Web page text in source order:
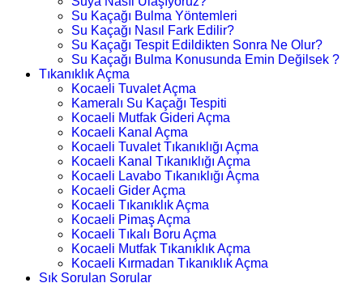
Su Kaçağı Bulma Yöntemleri
Su Kaçağı Nasıl Fark Edilir?
Su Kaçağı Tespit Edildikten Sonra Ne Olur?
Su Kaçağı Bulma Konusunda Emin Değilsek ?
Tıkanıklık Açma
Kocaeli Tuvalet Açma
Kameralı Su Kaçağı Tespiti
Kocaeli Mutfak Gideri Açma
Kocaeli Kanal Açma
Kocaeli Tuvalet Tıkanıklığı Açma
Kocaeli Kanal Tıkanıklığı Açma
Kocaeli Lavabo Tıkanıklığı Açma
Kocaeli Gider Açma
Kocaeli Tıkanıklık Açma
Kocaeli Pimaş Açma
Kocaeli Tıkalı Boru Açma
Kocaeli Mutfak Tıkanıklık Açma
Kocaeli Kırmadan Tıkanıklık Açma
Sık Sorulan Sorular